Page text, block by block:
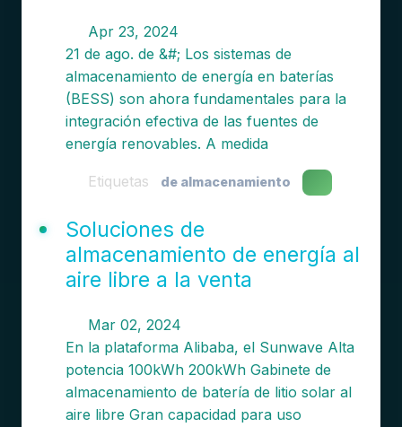
Apr 23, 2024
21 de ago. de &#; Los sistemas de
almacenamiento de energía en baterías
(BESS) son ahora fundamentales para la
integración efectiva de las fuentes de
energía renovables. A medida
Etiquetas de almacenamiento
Soluciones de
almacenamiento de energía al
aire libre a la venta
Mar 02, 2024
En la plataforma Alibaba, el Sunwave Alta
potencia 100kWh 200kWh Gabinete de
almacenamiento de batería de litio solar al
aire libre Gran capacidad para uso